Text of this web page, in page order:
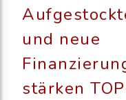
und neue
stärken